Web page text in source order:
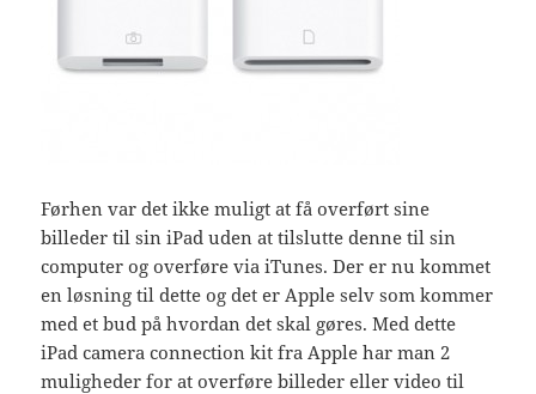
Førhen var det ikke muligt at få overført sine
billeder til sin iPad uden at tilslutte denne til sin
computer og overføre via iTunes. Der er nu kommet
en løsning til dette og det er Apple selv som kommer
med et bud på hvordan det skal gøres. Med dette
iPad camera connection kit fra Apple har man 2
muligheder for at overføre billeder eller video til